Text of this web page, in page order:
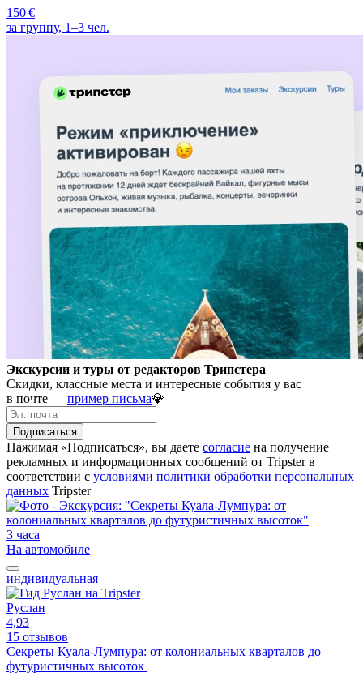
150 €
за группу, 1–3 чел.
Экскурсии и туры от редакторов Трипстера
Скидки, классные места и интересные события у вас
в почте — пример письма💎
Подписаться
Нажимая «Подписаться», вы даете согласие на получение
рекламных и информационных сообщений от Tripster в
соответствии c условиями политики обработки персональных
данных Tripster
3 часа
На автомобиле
индивидуальная
Руслан
4,93
15 отзывов
Секреты Куала-Лумпура: от колониальных кварталов до
футуристичных высоток